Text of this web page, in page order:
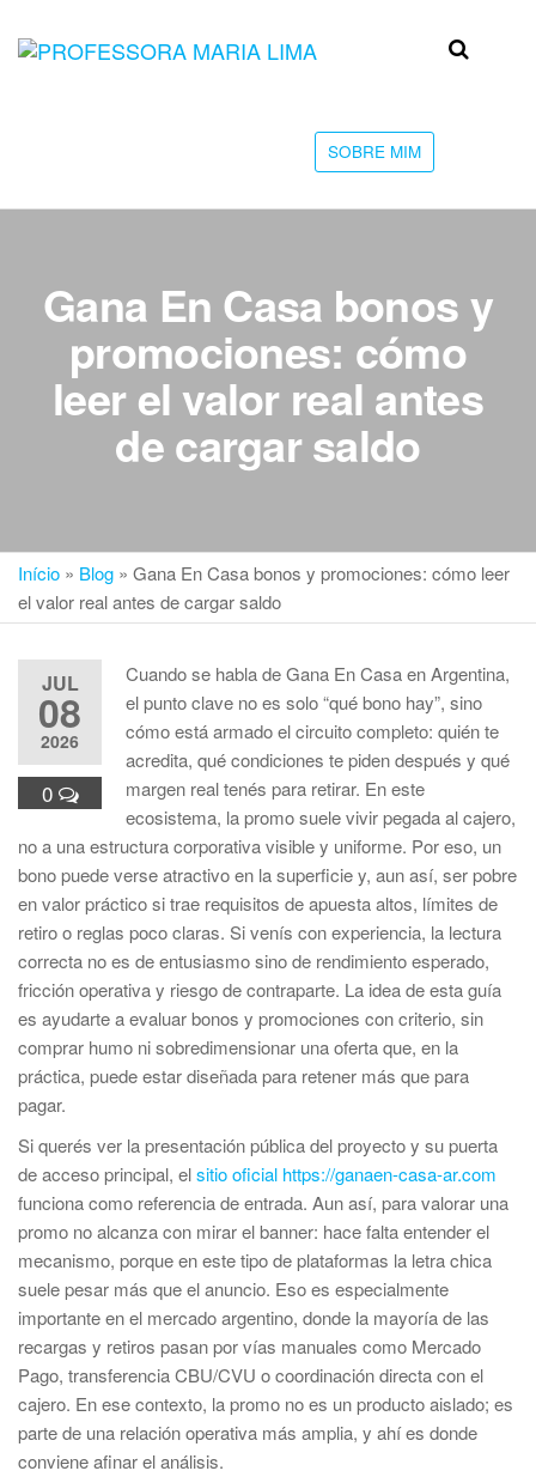
Professora
faculdade
SOBRE MIM
Gana En Casa bonos y
promociones: cómo
leer el valor real antes
de cargar saldo
Início » Blog » Gana En Casa bonos y promociones: cómo leer
el valor real antes de cargar saldo
JUL
08
2026
0
Cuando se habla de Gana En Casa en Argentina,
el punto clave no es solo “qué bono hay”, sino
cómo está armado el circuito completo: quién te
acredita, qué condiciones te piden después y qué
margen real tenés para retirar. En este
ecosistema, la promo suele vivir pegada al cajero,
no a una estructura corporativa visible y uniforme. Por eso, un
bono puede verse atractivo en la superficie y, aun así, ser pobre
en valor práctico si trae requisitos de apuesta altos, límites de
retiro o reglas poco claras. Si venís con experiencia, la lectura
correcta no es de entusiasmo sino de rendimiento esperado,
fricción operativa y riesgo de contraparte. La idea de esta guía
es ayudarte a evaluar bonos y promociones con criterio, sin
comprar humo ni sobredimensionar una oferta que, en la
práctica, puede estar diseñada para retener más que para
pagar.
Si querés ver la presentación pública del proyecto y su puerta
de acceso principal, elsitio oficial https://ganaen-casa-ar.com
funciona como referencia de entrada. Aun así, para valorar una
promo no alcanza con mirar el banner: hace falta entender el
mecanismo, porque en este tipo de plataformas la letra chica
suele pesar más que el anuncio. Eso es especialmente
importante en el mercado argentino, donde la mayoría de las
recargas y retiros pasan por vías manuales como Mercado
Pago, transferencia CBU/CVU o coordinación directa con el
cajero. En ese contexto, la promo no es un producto aislado; es
parte de una relación operativa más amplia, y ahí es donde
conviene afinar el análisis.